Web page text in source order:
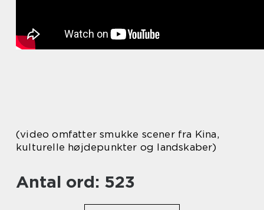
(video omfatter smukke scener fra Kina,
kulturelle højdepunkter og landskaber)
Antal ord: 523